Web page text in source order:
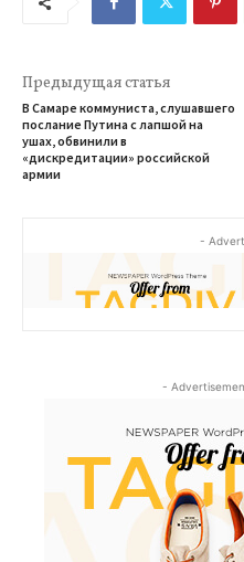
Предыдущая статья
В Самаре коммуниста, слушавшего
послание Путина с лапшой на
ушах, обвинили в
«дискредитации» российской
армии
-
-